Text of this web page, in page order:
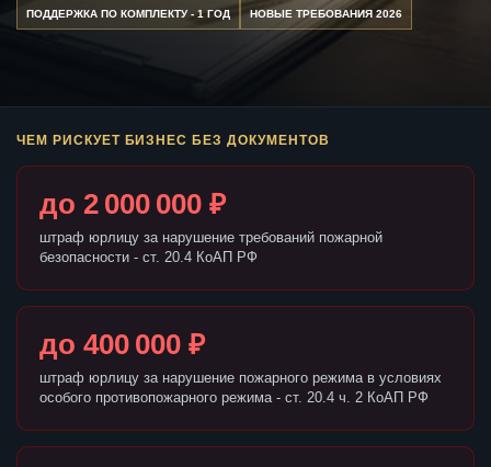
ПОДДЕРЖКА ПО КОМПЛЕКТУ - 1 ГОД НОВЫЕ ТРЕБОВАНИЯ 2026
ЧЕМ РИСКУЕТ БИЗНЕС БЕЗ ДОКУМЕНТОВ
до 2 000 000 ₽
штраф юрлицу за нарушение требований пожарной
безопасности - ст. 20.4 КоАП РФ
до 400 000 ₽
штраф юрлицу за нарушение пожарного режима в условиях
особого противопожарного режима - ст. 20.4 ч. 2 КоАП РФ